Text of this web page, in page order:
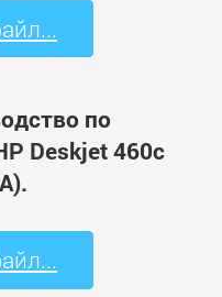
по
Deskjet 460c